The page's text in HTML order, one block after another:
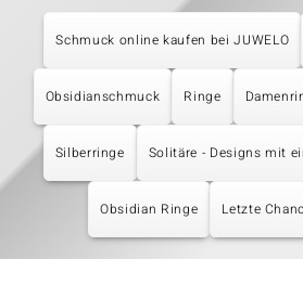
Schmuck online kaufen bei JUWELO
Obsidianschmuck Ringe
Silberringe Solitäre - Designs mit
Obsidian Ringe Letzte